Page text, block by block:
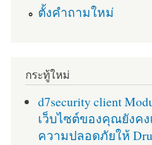
ตั้งคำถามใหม่
กระทู้ใหม่
d7security client
เว็บไซต์ของคุณยังคง
ความปลอดภัยให้